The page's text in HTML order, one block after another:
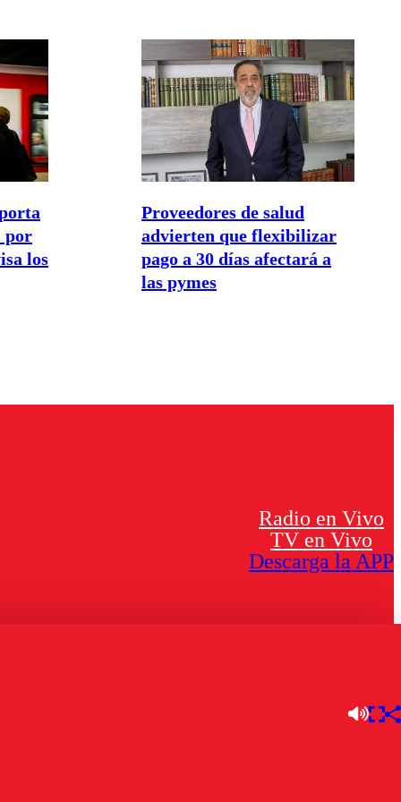
por
los
Proveedores de salud
advierten que flexibilizar
pago a 30 días afectará a
las pymes
Radio en Vivo
TV en Vivo
Descarga la APP